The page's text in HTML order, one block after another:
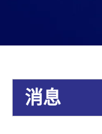
消息